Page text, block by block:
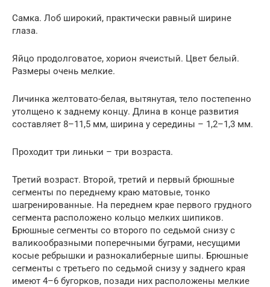
Самка. Лоб широкий, практически равный ширине
глаза.
Яйцо продолговатое, хорион ячеистый. Цвет белый.
Размеры очень мелкие.
Личинка желтовато-белая, вытянутая, тело постепенно
утолщено к заднему концу. Длина в конце развития
составляет 8–11,5 мм, ширина у середины – 1,2–1,3 мм.
Проходит три линьки – три возраста.
Третий возраст. Второй, третий и первый брюшные
сегменты по переднему краю матовые, тонко
шагренированные. На переднем крае первого грудного
сегмента расположено кольцо мелких шипиков.
Брюшные сегменты со второго по седьмой снизу с
валикообразными поперечными буграми, несущими
косые ребрышки и разнокалиберные шипы. Брюшные
сегменты с третьего по седьмой снизу у заднего края
имеют 4–6 бугорков, позади них расположены мелкие